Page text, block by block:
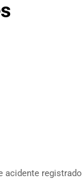
acidente registrado